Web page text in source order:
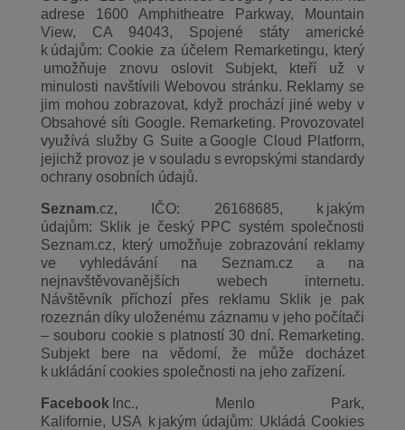
adrese 1600 Amphitheatre Parkway, Mountain
View, CA 94043, Spojené státy americké
k údajům: Cookie za účelem Remarketingu, který
umožňuje znovu oslovit Subjekt, kteří už v
minulosti navštívili Webovou stránku. Reklamy se
jim mohou zobrazovat, když prochází jiné weby v
Obsahové síti Google. Remarketing. Provozovatel
využívá služby G Suite a Google Cloud Platform,
jejichž provoz je v souladu s evropskými standardy
ochrany osobních údajů.
Seznam.cz, IČO: 26168685, k jakým
údajům: Sklik je český PPC systém společnosti
Seznam.cz, který umožňuje zobrazování reklamy
ve vyhledávání na Seznam.cz a na
nejnavštěvovanějších webech internetu.
Návštěvník příchozí přes reklamu Sklik je pak
rozeznán díky uloženému záznamu v jeho počítači
– souboru cookie s platností 30 dní. Remarketing.
Subjekt bere na vědomí, že může docházet
k ukládání cookies společnosti na jeho zařízení.
Facebook Inc., Menlo Park,
Kalifornie, USA k jakým údajům: Ukládá Cookies